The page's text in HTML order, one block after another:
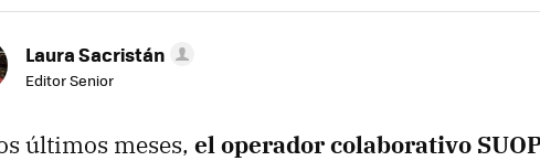
Laura Sacristán
Editor Senior
últimos meses, el operador colaborativo